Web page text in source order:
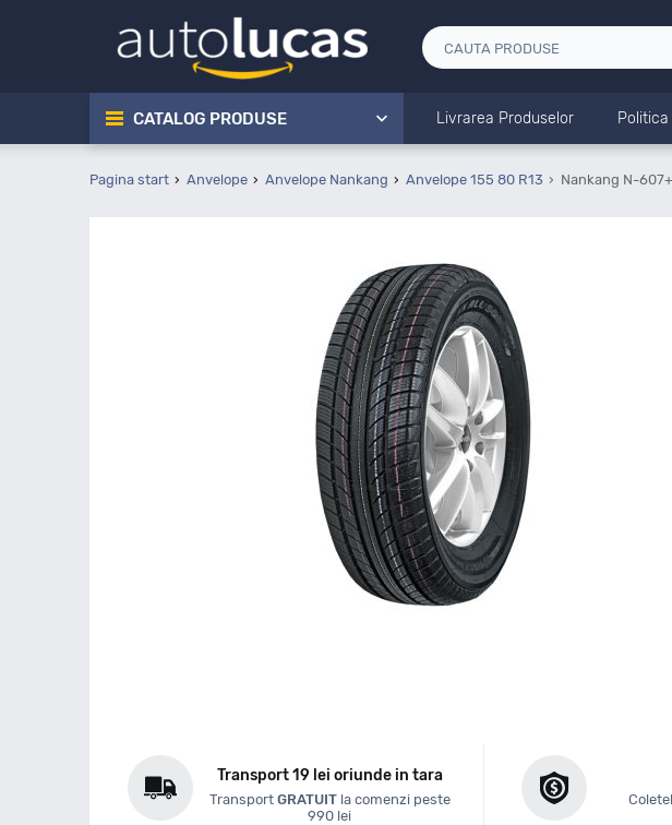
CATALOG PRODUSE Livrarea Produselor
Pagina start Anvelope Anvelope Nankang Anvelope 155 80 R13 Nankang N-
Transport 19 lei oriunde in tara
Transport GRATUITla comenzi peste
990 lei